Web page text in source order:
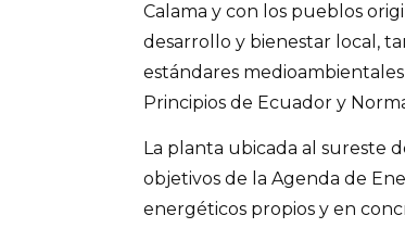
Calama y con los pueblos
desarrollo y bienestar local,
estándares
Principios de Ecuador y
La planta ubicada al sureste
objetivos de la Agenda de
energéticos propios y en